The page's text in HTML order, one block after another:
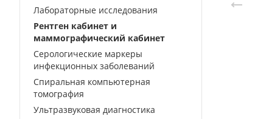
Лабораторные исследования
Рентген кабинет и
маммографический кабинет
Серологические маркеры
инфекционных заболеваний
Спиральная компьютерная
томография
Ультразвуковая диагностика